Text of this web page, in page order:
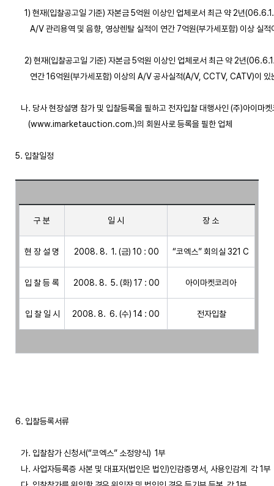
1) 현재(입찰공고일 기준) 자본금 5억원 이상인 업체로서 최근 약 2년
A/V 관리용역 및 음향, 영상렌탈 실적이 연간 7억원(부가세포함) 이상 실적
2) 현재(입찰공고일 기준) 자본금 5억원 이상인 업체로서 최근 약 2년
연간 16억원(부가세포함) 이상의 A/V 공사실적(A/V, CCTV, CATV)이 있
나. 당사 현장설명 참가 및 입찰등록을 필하고 전자입찰 대행사인 (주)아이마
       (www.imarketauction.com.)의 회원사로 등록을 필한 업체
5. 입찰일정
구 분 일 시 장 소
현 장 설 명 2008. 8.  1. (금) 10 : 00 “코엑스” 회의실 321 C
입 찰 등 록 2008. 8.  5. (화) 17 : 00 아이마켓코리아
입 찰 일 시 2008. 8.  6. (수) 14 : 00 전자입찰
6. 입찰등록서류
   가. 입찰참가 신청서(“코엑스” 소정양식)  1부
   나. 사업자등록증 사본 및 대표자(법인은 법인)인감증명서, 사용인감계  각 1부